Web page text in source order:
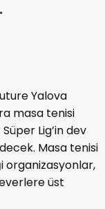
Yalova
masa tenisi
Lig’in dev
Masa tenisi
organizasyonlar,
üst